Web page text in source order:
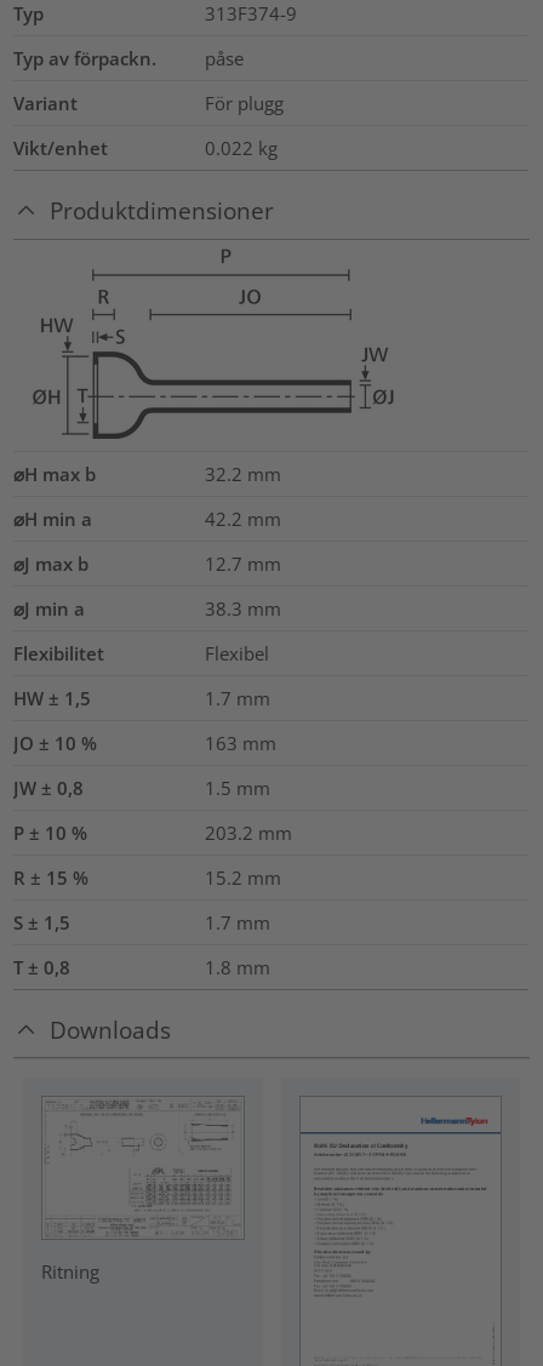
Typ
313F374-9
Typ av förpackn.
påse
Variant
För plugg
Vikt/enhet
0.022 kg
Produktdimensioner
⌀H max b 32.2 mm
⌀H min a
42.2 mm
⌀J max b
12.7 mm
⌀J min a
38.3 mm
Flexibilitet
Flexibel
HW ± 1,5
1.7 mm
JO ± 10 %
163 mm
JW ± 0,8
1.5 mm
P ± 10 %
203.2 mm
R ± 15 %
15.2 mm
S ± 1,5
1.7 mm
T ± 0,8
1.8 mm
Downloads
Ritning